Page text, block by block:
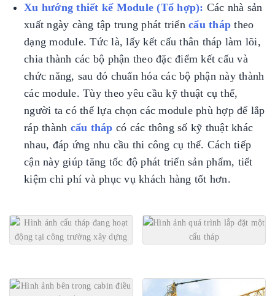
Xu hướng thiết kế Module (Tổ hợp): Các nhà sản
xuất ngày càng tập trung phát triển cẩu tháp theo
dạng module. Tức là, lấy kết cấu thân tháp làm lõi,
chia thành các bộ phận theo đặc điểm kết cấu và
chức năng, sau đó chuẩn hóa các bộ phận này thành
các module. Tùy theo yêu cầu kỹ thuật cụ thể,
người ta có thể lựa chọn các module phù hợp để lắp
ráp thành cẩu tháp có các thông số kỹ thuật khác
nhau, đáp ứng nhu cầu thi công cụ thể. Cách tiếp
cận này giúp tăng tốc độ phát triển sản phẩm, tiết
kiệm chi phí và phục vụ khách hàng tốt hơn.